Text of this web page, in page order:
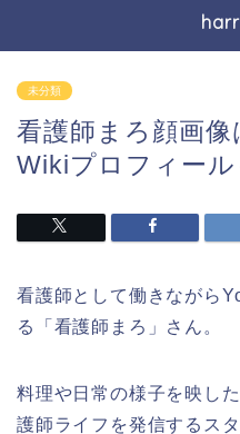
未分類
看護師まろ顔画
Wikiプロフィール
看護師として働きながら
る「看護師まろ」さん。
料理や日常の様子を映し
護師ライフを発信するス